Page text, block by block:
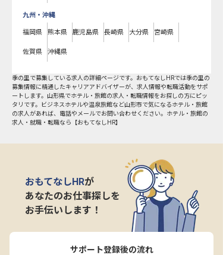
九州・沖縄
福岡県 熊本県 鹿児島県 長崎県 大分県 宮崎県
佐賀県 沖縄県
季の里で募集している求人の詳細ページです。おもてなしHRでは季の里の
募集情報に精通したキャリアアドバイザーが、求人情報や転職活動をサポ
ートします。山形県でホテル・旅館の求人・転職情報をお探しの方にピッ
タリです。ビジネスホテルや温泉旅館など山形市で気になるホテル・旅館
の求人があれば、電話やメールでお問い合わせください。ホテル・旅館の
求人・就職・転職なら【おもてなしHR】
おもてなしHRが
あなたのお仕事探しを
お手伝いします！
サポート登録後の流れ